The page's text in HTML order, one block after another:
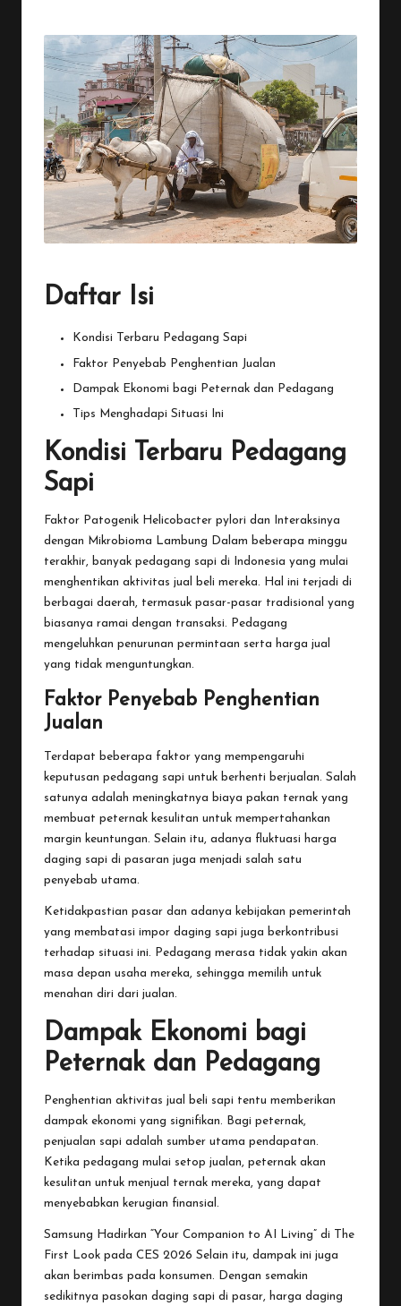
Daftar Isi
Kondisi Terbaru Pedagang Sapi
Faktor Penyebab Penghentian Jualan
Dampak Ekonomi bagi Peternak dan Pedagang
Tips Menghadapi Situasi Ini
Kondisi Terbaru Pedagang
Sapi
Faktor Patogenik Helicobacter pylori dan Interaksinya
dengan Mikrobioma Lambung
Dalam beberapa minggu
terakhir, banyak pedagang sapi di Indonesia yang mulai
menghentikan aktivitas jual beli mereka. Hal ini terjadi di
berbagai daerah, termasuk pasar-pasar tradisional yang
biasanya ramai dengan transaksi. Pedagang
mengeluhkan penurunan permintaan serta harga jual
yang tidak menguntungkan.
Faktor Penyebab Penghentian
Jualan
Terdapat beberapa faktor yang mempengaruhi
keputusan pedagang sapi untuk berhenti berjualan. Salah
satunya adalah meningkatnya biaya pakan ternak yang
membuat peternak kesulitan untuk mempertahankan
margin keuntungan. Selain itu, adanya fluktuasi harga
daging sapi di pasaran juga menjadi salah satu
penyebab utama.
Ketidakpastian pasar dan adanya kebijakan pemerintah
yang membatasi impor daging sapi juga berkontribusi
terhadap situasi ini. Pedagang merasa tidak yakin akan
masa depan usaha mereka, sehingga memilih untuk
menahan diri dari jualan.
Dampak Ekonomi bagi
Peternak dan Pedagang
Penghentian aktivitas jual beli sapi tentu memberikan
dampak ekonomi yang signifikan. Bagi peternak,
penjualan sapi adalah sumber utama pendapatan.
Ketika pedagang mulai setop jualan, peternak akan
kesulitan untuk menjual ternak mereka, yang dapat
menyebabkan kerugian finansial.
Samsung Hadirkan “Your Companion to AI Living” di The
First Look pada CES 2026 Selain itu, dampak ini juga
akan berimbas pada konsumen. Dengan semakin
sedikitnya pasokan daging sapi di pasar, harga daging